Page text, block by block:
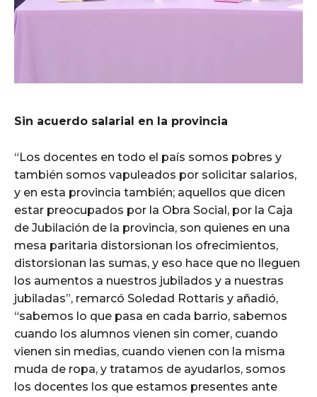
Sin acuerdo salarial en la provincia
“Los docentes en todo el país somos pobres y
también somos vapuleados por solicitar salarios,
y en esta provincia también; aquellos que dicen
estar preocupados por la Obra Social, por la Caja
de Jubilación de la provincia, son quienes en una
mesa paritaria distorsionan los ofrecimientos,
distorsionan las sumas, y eso hace que no lleguen
los aumentos a nuestros jubilados y a nuestras
jubiladas”, remarcó Soledad Rottaris y añadió,
“sabemos lo que pasa en cada barrio, sabemos
cuando los alumnos vienen sin comer, cuando
vienen sin medias, cuando vienen con la misma
muda de ropa, y tratamos de ayudarlos, somos
los docentes los que estamos presentes ante